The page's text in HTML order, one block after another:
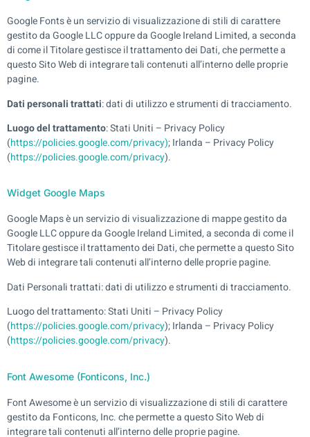
Google Fonts è un servizio di visualizzazione di stili di carattere
gestito da Google LLC oppure da Google Ireland Limited, a seconda
di come il Titolare gestisce il trattamento dei Dati, che permette a
questo Sito Web di integrare tali contenuti all’interno delle proprie
pagine.
Dati personali trattati: dati di utilizzo e strumenti di tracciamento.
Luogo del trattamento: Stati Uniti – Privacy Policy
(https://policies.google.com/privacy); Irlanda – Privacy Policy
(https://policies.google.com/privacy).
Widget Google Maps
Google Maps è un servizio di visualizzazione di mappe gestito da
Google LLC oppure da Google Ireland Limited, a seconda di come il
Titolare gestisce il trattamento dei Dati, che permette a questo Sito
Web di integrare tali contenuti all’interno delle proprie pagine.
Dati Personali trattati: dati di utilizzo e strumenti di tracciamento.
Luogo del trattamento: Stati Uniti – Privacy Policy
(https://policies.google.com/privacy); Irlanda – Privacy Policy
(https://policies.google.com/privacy).
Font Awesome (Fonticons, Inc.)
Font Awesome è un servizio di visualizzazione di stili di carattere
gestito da Fonticons, Inc. che permette a questo Sito Web di
integrare tali contenuti all’interno delle proprie pagine.